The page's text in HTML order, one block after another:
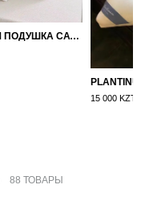
PLANTINUM ПОДУШКА САТИН, ШЕЛК 50Х70
15 000 KZT
88 ТОВАРЫ